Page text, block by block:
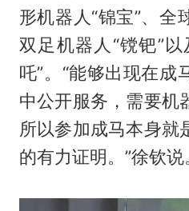
形机器人“锦宝”、全
双足机器人“镋钯”
吒”。“能够出现在成
中公开服务，需要机
所以参加成马本身就
的有力证明。”徐钦说